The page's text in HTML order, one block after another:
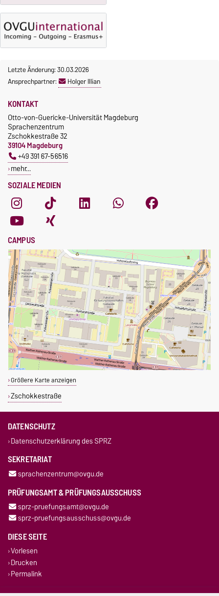
Letzte Änderung: 30.03.2026
Ansprechpartner:
Holger Illian
SOZIALE MEDIEN
KONTAKT
Otto-von-Guericke-Universität Magdeburg
Sprachenzentrum
Zschokkestraße 32
39104 Magdeburg
+49 391 67-56516
mehr…
CAMPUS
Größere Karte anzeigen
Zschokkestraße
DATENSCHUTZ
Datenschutzerklärung des SPRZ
SEKRETARIAT
sprachenzentrum@ovgu.de
PRÜFUNGSAMT & PRÜFUNGSAUSSCHUSS
sprz-pruefungsamt@ovgu.de
sprz-pruefungsausschuss@ovgu.de
DIESE SEITE
Vorlesen
Drucken
Permalink